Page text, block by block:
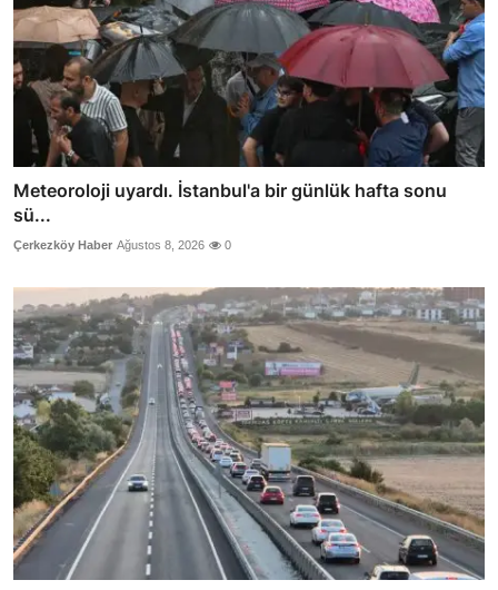
Meteoroloji uyardı. İstanbul'a bir günlük hafta sonu
sü...
Çerkezköy Haber Ağustos 8, 2026 0